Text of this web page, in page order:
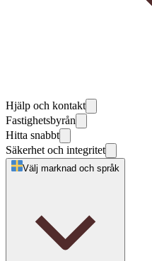
Hjälp och kontakt
Fastighetsbyrån
Hitta snabbt
Säkerhet och integritet
Välj marknad och språk